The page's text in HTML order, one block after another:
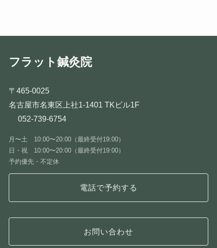
フラット鍼灸院
〒465-0025
名古屋市名東区上社1-1401 TKビル1F
052-739-6754
月〜土 10:00〜20:00（最終受付19:00）
日・祝 10:00〜20:00（最終受付19:00）
予約優先・不定休
電話で予約する
お問い合わせ